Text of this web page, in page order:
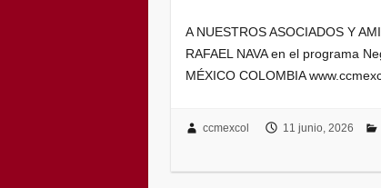
A NUESTROS ASOCIADOS Y
RAFAEL NAVA en el programa
MÉXICO COLOMBIA
ccmexcol 11 junio, 2026